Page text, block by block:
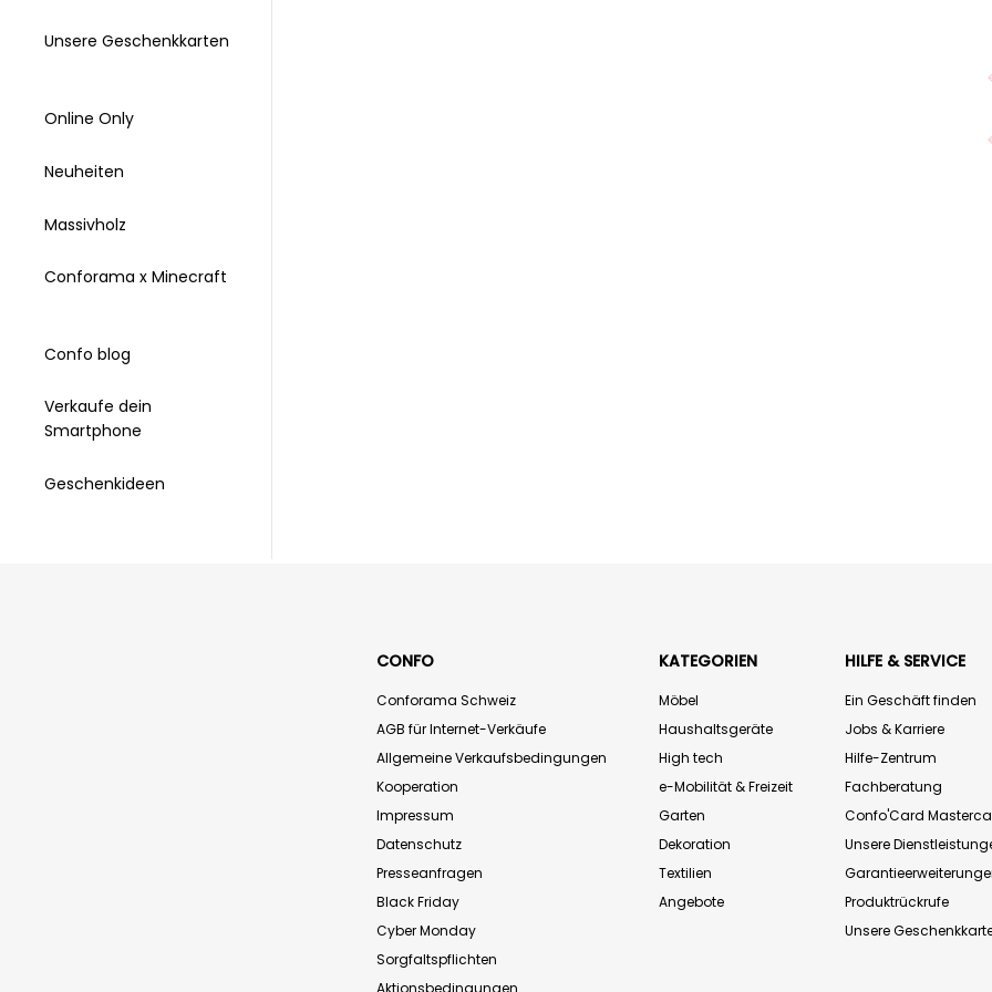
Unsere Geschenkkarten
Online Only
Neuheiten
Massivholz
Conforama x Minecraft
Confo blog
Verkaufe dein
Smartphone
Geschenkideen
CONFO
Conforama Schweiz
AGB für Internet-Verkäufe
Allgemeine Verkaufsbedingungen
Kooperation
Impressum
Datenschutz
Presseanfragen
Black Friday
Cyber Monday
Sorgfaltspflichten
KATEGORIEN
Möbel
Haushaltsgeräte
High tech
e-Mobilität & Freizeit
Garten
Dekoration
Textilien
Angebote
HILFE & SERVICE
Ein Geschäft finden
Jobs & Karriere
Hilfe-Zentrum
Fachberatung
Confo'Card
Unsere
Produktrückrufe
Unsere